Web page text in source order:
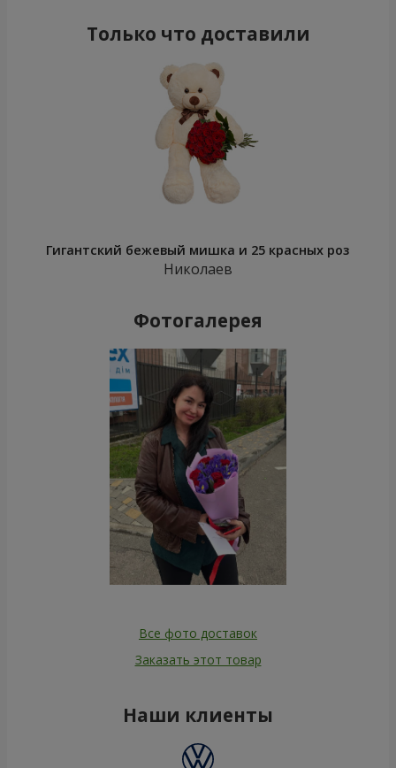
Только что доставили
Гигантский бежевый мишка и 25 красных роз
Николаев
Фотогалерея
Все фото доставок
Заказать этот товар
Наши клиенты